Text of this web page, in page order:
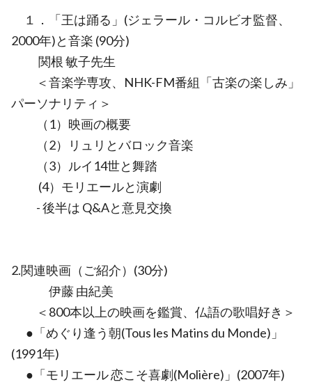
１．「王は踊る」(ジェラール・コルビオ監督、
2000年)と音楽 (90分)
関根 敏子先生
＜音楽学専攻、NHK-FM番組「古楽の楽しみ」
パーソナリティ＞
（1）映画の概要
（2）リュリとバロック音楽
（3）ルイ14世と舞踏
(4）モリエールと演劇
- 後半は Q&Aと意見交換
2.関連映画（ご紹介）(30分)
伊藤 由紀美
＜800本以上の映画を鑑賞、仏語の歌唱好き＞
●「めぐり逢う朝(Tous les Matins du Monde)」
(1991年)
●「モリエール 恋こそ喜劇(Molière)」(2007年)